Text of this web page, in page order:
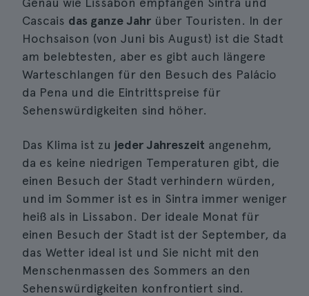
Cascais das ganze Jahr über Touristen. In der
Hochsaison (von Juni bis August) ist die Stadt
am belebtesten, aber es gibt auch längere
Warteschlangen für den Besuch des Palácio
da Pena und die Eintrittspreise für
Sehenswürdigkeiten sind höher.
Das Klima ist zu jeder Jahreszeit angenehm,
da es keine niedrigen Temperaturen gibt, die
einen Besuch der Stadt verhindern würden,
und im Sommer ist es in Sintra immer weniger
heiß als in Lissabon. Der ideale Monat für
einen Besuch der Stadt ist der September, da
das Wetter ideal ist und Sie nicht mit den
Menschenmassen des Sommers an den
Sehenswürdigkeiten konfrontiert sind.